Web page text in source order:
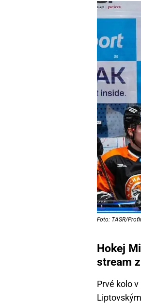
Foto: TASR/
Hokej
stream
Prvé kolo